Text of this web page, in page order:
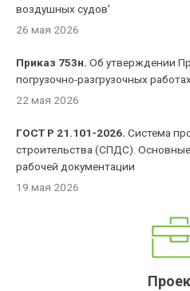
воздушных судов'
26 мая 2026
Приказ 753н. Об утверждении
погрузочно-разгрузочных
22 мая 2026
ГОСТ Р 21.101-2026. Система
строительства (СПДС).
рабочей документации
19 мая 2026